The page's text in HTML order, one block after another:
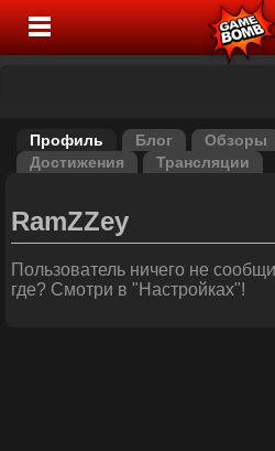
Профиль Блог Обзоры
Достижения
Трансляции
RamZZey
Пользователь ничего не
где? Смотри в "Настройках"!